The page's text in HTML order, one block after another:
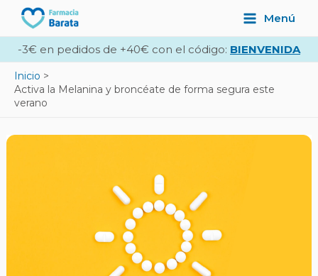
contenido
Main
Menu
Menú
-3€ en pedidos de +40€ con el código: BIENVENIDA
Inicio
Activa la Melanina y broncéate de forma segura este
verano
Navegación
de
entradas